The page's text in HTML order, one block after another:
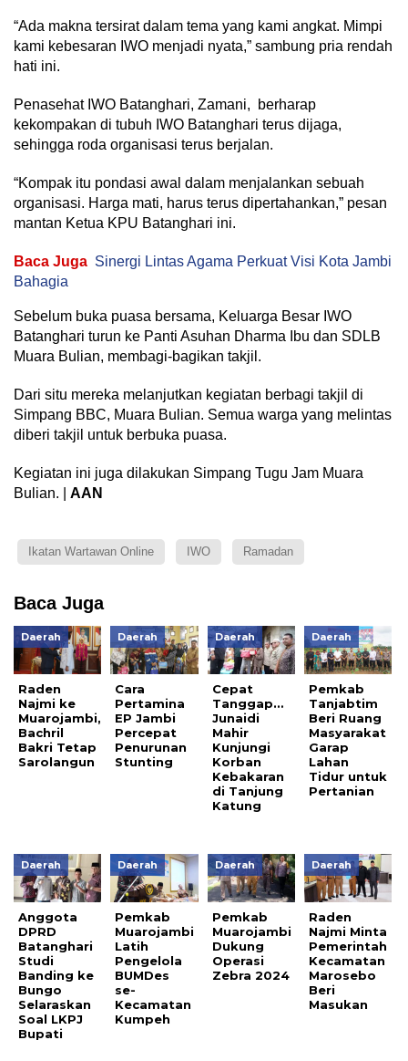
“Ada makna tersirat dalam tema yang kami angkat. Mimpi
kami kebesaran IWO menjadi nyata,” sambung pria rendah
hati ini.
Penasehat IWO Batanghari, Zamani, berharap
kekompakan di tubuh IWO Batanghari terus dijaga,
sehingga roda organisasi terus berjalan.
“Kompak itu pondasi awal dalam menjalankan sebuah
organisasi. Harga mati, harus terus dipertahankan,” pesan
mantan Ketua KPU Batanghari ini.
Baca Juga Sinergi Lintas Agama Perkuat Visi Kota Jambi
Bahagia
Sebelum buka puasa bersama, Keluarga Besar IWO
Batanghari turun ke Panti Asuhan Dharma Ibu dan SDLB
Muara Bulian, membagi-bagikan takjil.
Dari situ mereka melanjutkan kegiatan berbagi takjil di
Simpang BBC, Muara Bulian. Semua warga yang melintas
diberi takjil untuk berbuka puasa.
Kegiatan ini juga dilakukan Simpang Tugu Jam Muara
Bulian. | AAN
Ikatan Wartawan Online IWO Ramadan
Baca Juga
Daerah
Raden
Najmi ke
Muarojambi,
Bachril
Bakri Tetap
Sarolangun
Daerah
Cara
Pertamina
EP Jambi
Percepat
Penurunan
Stunting
Daerah
Cepat
Tanggap…
Junaidi
Mahir
Kunjungi
Korban
Kebakaran
di Tanjung
Katung
Daerah
Pemkab
Tanjabtim
Beri Ruang
Masyarakat
Garap
Lahan
Tidur untuk
Pertanian
Daerah
Anggota
DPRD
Batanghari
Studi
Banding ke
Bungo
Selaraskan
Soal LKPJ
Bupati
Daerah
Pemkab
Muarojambi
Latih
Pengelola
BUMDes
se-
Kecamatan
Kumpeh
Daerah
Pemkab
Muarojambi
Dukung
Operasi
Zebra 2024
Daerah
Raden
Najmi Minta
Pemerintah
Kecamatan
Marosebo
Beri
Masukan